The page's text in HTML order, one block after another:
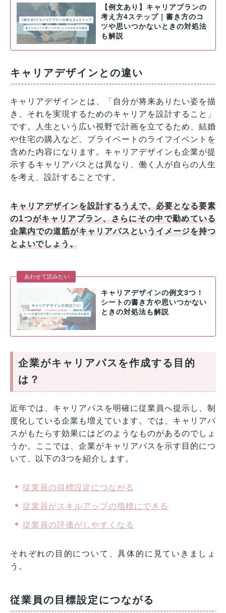
【例文あり】キャリアプランの
考え方4ステップ｜書き方のコ
ツや思いつかないときの対処法
も解説
キャリアデザインとの違い
キャリアデザインとは、「自分が将来ありたい姿を描
き、それを実現するためのキャリアを設計すること」
です。人生という広い視野で計画を立てるため、結婚
や住宅の購入など、プライベートのライフイベントを
含めた内容になります。キャリアデザインも企業が提
示するキャリアパスとは異なり、働く人が自らの人生
を考え、設計することです。
キャリアデザインを設計するうえで、必要となる要素
の1つがキャリアプラン、さらにその中で勤めている
企業内での道筋がキャリアパスというイメージを持つ
とよいでしょう。
あわせて読みたい
キャリアデザインの例文3つ！
シートの書き方や思いつかない
ときの対処法も解説
企業がキャリアパスを作成する目的
は？
近年では、キャリアパスを明確に従業員へ提示し、制
度化している企業も増えています。では、キャリアパ
スがもたらす効果にはどのようなものがあるのでしょ
うか。ここでは、企業がキャリアパスを示す目的につ
いて、以下の3つを紹介します。
従業員の目標設定につながる
従業員がスキルアップの指標にできる
従業員の評価がしやすくなる
それぞれの目的について、具体的に見ていきましょ
う。
従業員の目標設定につながる